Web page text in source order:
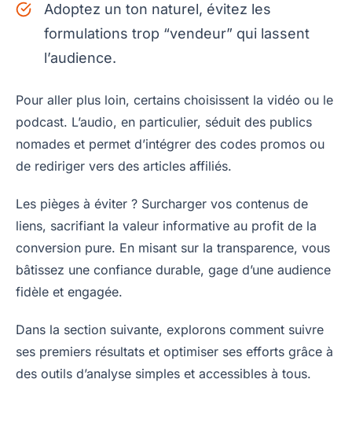
Adoptez un ton naturel, évitez les
formulations trop “vendeur” qui lassent
l’audience.
Pour aller plus loin, certains choisissent la vidéo ou le
podcast. L’audio, en particulier, séduit des publics
nomades et permet d’intégrer des codes promos ou
de rediriger vers des articles affiliés.
Les pièges à éviter ? Surcharger vos contenus de
liens, sacrifiant la valeur informative au profit de la
conversion pure. En misant sur la transparence, vous
bâtissez une confiance durable, gage d’une audience
fidèle et engagée.
Dans la section suivante, explorons comment suivre
ses premiers résultats et optimiser ses efforts grâce à
des outils d’analyse simples et accessibles à tous.